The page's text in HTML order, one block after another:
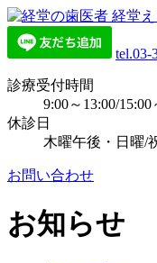
tel.03-
診療受付時間
9:00～13:00/
休診日
木曜午後・日曜/
お問い合わせ
お知らせ